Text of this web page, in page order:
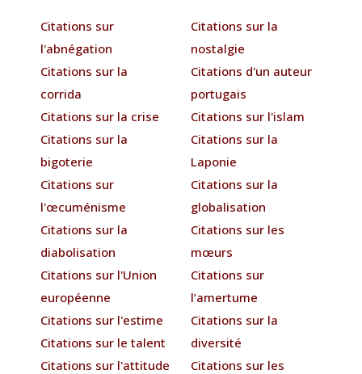
Citations sur
l'abnégation
Citations sur la
corrida
Citations sur la crise
Citations sur la
bigoterie
Citations sur
l'œcuménisme
Citations sur la
diabolisation
Citations sur l'Union
européenne
Citations sur l'estime
Citations sur le talent
Citations sur l'attitude
Citations sur la
nostalgie
Citations d'un auteur
portugais
Citations sur l'islam
Citations sur la
Laponie
Citations sur la
globalisation
Citations sur les
mœurs
Citations sur
l’amertume
Citations sur la
diversité
Citations sur les